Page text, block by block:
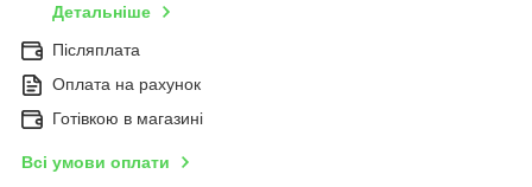
Детальніше
Післяплата
Оплата на рахунок
Готівкою в магазині
Всі умови оплати